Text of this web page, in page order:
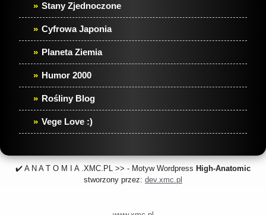
Stany Zjednoczone
Cyfrowa Japonia
Planeta Ziemia
Humor 2000
Rośliny Blog
Vege Love :)
✔️ A N A T O M I A .XMC.PL >> - Motyw Wordpress High-Anatomic
stworzony przez: dev.xmc.pl